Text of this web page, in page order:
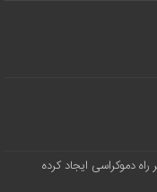
دموکراسی ایجاد کرده